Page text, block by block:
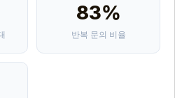
83%
반복 문의 비율